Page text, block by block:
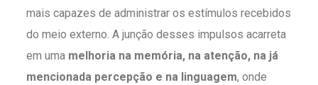
mais capazes de administrar os estímulos recebidos
do meio externo. A junção desses impulsos acarreta
em uma melhoria na memória, na atenção, na já
mencionada percepção e na linguagem, onde